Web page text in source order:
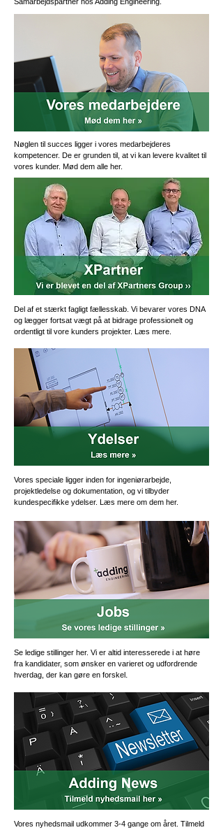
Nøglen til succes ligger i vores medarbejderes
kompetencer. De er grunden til, at vi kan levere kvalitet til
vores kunder. Mød dem alle her.
Del af et stærkt fagligt fællesskab. Vi bevarer vores DNA
og lægger fortsat vægt på at bidrage professionelt og
ordentligt til vore kunders projekter. Læs mere.
Vores speciale ligger inden for ingeniørarbejde,
projektledelse og dokumentation, og vi tilbyder
kundespecifikke ydelser. Læs mere om dem her.
Se ledige stillinger her. Vi er altid interesserede i at høre
fra kandidater, som ønsker en varieret og udfordrende
hverdag, der kan gøre en forskel.
Vores nyhedsmail udkommer 3-4 gange om året. Tilmeld